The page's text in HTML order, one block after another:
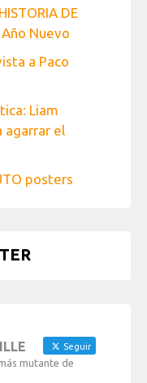
DE
Nuevo
a Paco
Liam
agarrar el
posters
Seguir
mutante de